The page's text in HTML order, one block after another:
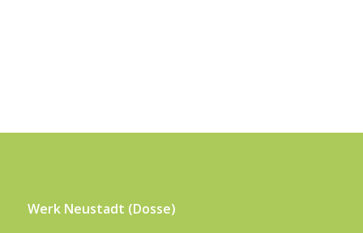
Werk Neustadt (Dosse)